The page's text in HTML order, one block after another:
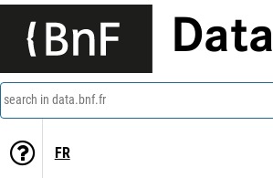
Data
search in data.bnf.fr
FR